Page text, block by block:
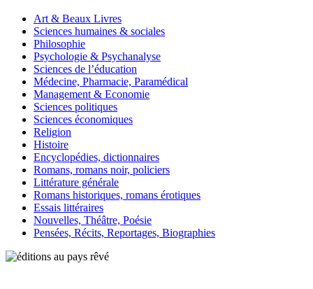
Art & Beaux Livres
Sciences humaines & sociales
Philosophie
Psychologie & Psychanalyse
Sciences de l’éducation
Médecine, Pharmacie, Paramédical
Management & Economie
Sciences politiques
Sciences économiques
Religion
Histoire
Encyclopédies, dictionnaires
Romans, romans noir, policiers
Littérature générale
Romans historiques, romans érotiques
Essais littéraires
Nouvelles, Théâtre, Poésie
Pensées, Récits, Reportages, Biographies